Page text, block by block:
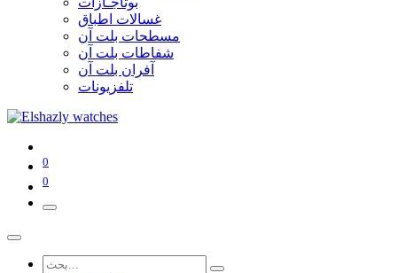
غسالات اطباق
مسطحات بلت آن
شفاطات بلت آن
آفران بلت آن
تلفزيونات
0
0